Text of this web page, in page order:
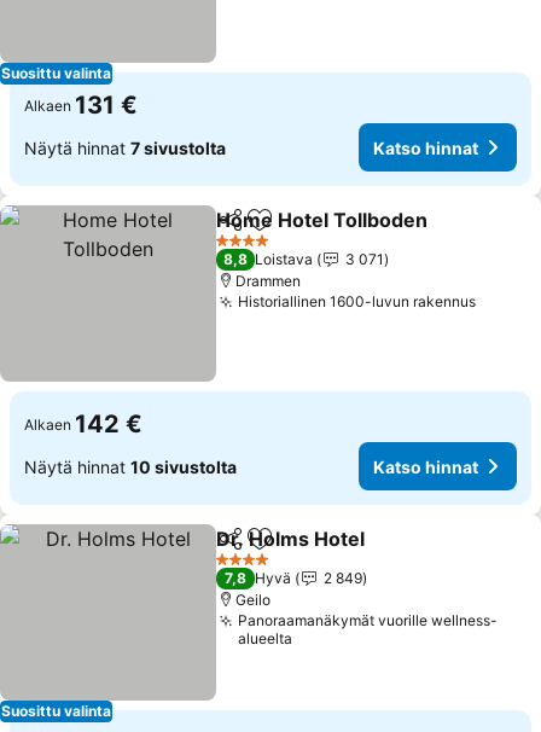
Suosittu valinta
Alkaen 131 €
Näytä hinnat 7 sivustolta Katso hinnat
Jaa Lisää suosikkeihin
Home Hotel Tollboden
4 Tähtiluokitus
8,8 Loistava
3 071
Drammen
Historiallinen 1600-luvun rakennusKatso
Alkaen 142 €
Näytä hinnat 10 sivustolta Katso hinnat
Suosittu valinta
Jaa Lisää suosikkeihin
Dr. Holms Hotel
4 Tähtiluokitus
7,8 Hyvä
2 849
Geilo
Panoraamanäkymät vuorille wellness-
alueelta